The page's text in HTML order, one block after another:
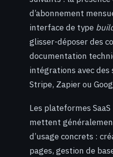
d’abonnement
interface de type
glisser-déposer des
documentation
intégrations avec des
Stripe, Zapier ou
Les plateformes
mettent
d’usage concrets :
pages, gestion de